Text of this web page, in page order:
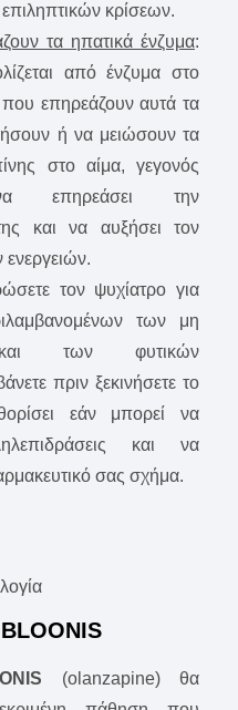
κρίσεων.
τα ηπατικά ένζυμα:
από ένζυμα στο
επηρεάζουν αυτά τα
ή να μειώσουν τα
στο αίμα, γεγονός
επηρεάσει την
και να αυξήσει τον
ενεργειών.
τον ψυχίατρο για
των μη
και των φυτικών
πριν ξεκινήσετε το
εάν μπορεί να
και να
σας σχήμα.
(olanzapine) θα